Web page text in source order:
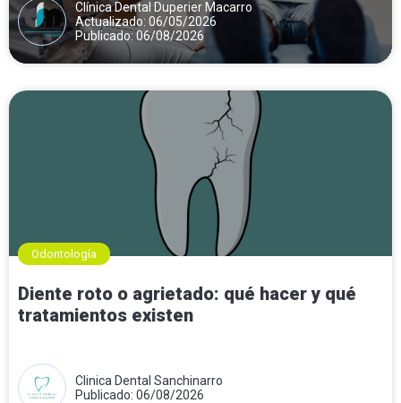
Clínica Dental Duperier Macarro
Actualizado: 06/05/2026
Publicado: 06/08/2026
Odontología
Diente roto o agrietado: qué hacer y qué
tratamientos existen
Clinica Dental Sanchinarro
Publicado: 06/08/2026